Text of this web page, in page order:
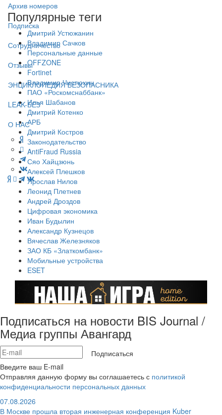
Архив номеров
Подписка
Сотрудничество
Отзывы
ЭНЦИКЛОПЕДИЯ БЕЗОПАСНИКА
LEAK-БЕЗ
О НАС
Популярные теги
Дмитрий Устюжанин
Владимир Сачков
Персональные данные
OFFZONE
Fortinet
Владимир Чистюхин
ПАО «Роскомснаббанк»
Илья Шабанов
Дмитрий Котенко
АРБ
Дмитрий Костров
Законодательство
AntiFraud Russia
Сяо Хайцзюнь
Алексей Плешков
Ярослав Нилов
Леонид Плетнев
Андрей Дроздов
Цифровая экономика
Иван Будылин
Александр Кузнецов
Вячеслав Железняков
ЗАО КБ «Златкомбанк»
Мобильные устройства
ESET
Подписаться на новости BIS Journal /
Медиа группы Авангард
Подписаться
Введите ваш E-mail
Отправляя данную форму вы соглашаетесь с политикой
конфиденциальности персональных данных
07.08.2026
В Москве прошла вторая инженерная конференция Kuber